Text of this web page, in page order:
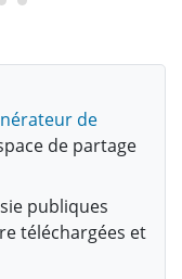
de
de partage
publiques
téléchargées et